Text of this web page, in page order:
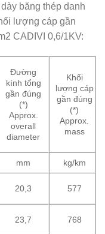
băng thép danh
lượng cáp gần
CADIVI 0,6/1KV:
Đường
kính tổng
gần đúng
(*)
Approx.
overall
diameter
Khối
lượng cáp
gần đúng
(*)
Approx.
mass
mm kg/km
20,3 577
23,7 768